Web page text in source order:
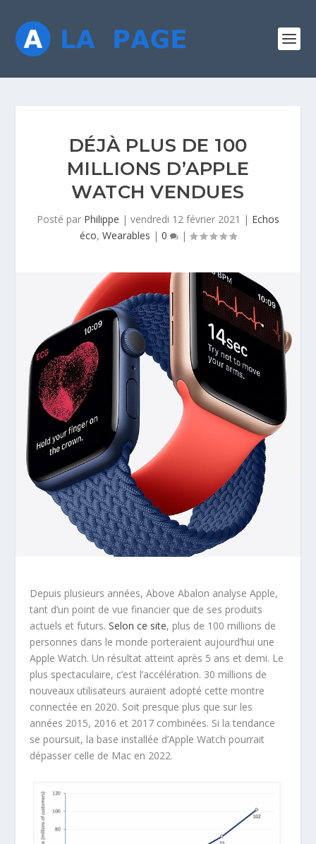
DÉJÀ PLUS DE 100
MILLIONS D’APPLE
WATCH VENDUES
Posté par Philippe | vendredi 12 février 2021 | Echos
éco, Wearables | 0 |
Depuis plusieurs années, Above Abalon analyse Apple,
tant d’un point de vue financier que de ses produits
actuels et futurs.Selon ce site, plus de 100 millions de
personnes dans le monde porteraient aujourd’hui une
Apple Watch. Un résultat atteint après 5 ans et demi. Le
plus spectaculaire, c’est l’accélération. 30 millions de
nouveaux utilisateurs auraient adopté cette montre
connectée en 2020. Soit presque plus que sur les
années 2015, 2016 et 2017 combinées. Si la tendance
se poursuit, la base installée d’Apple Watch pourrait
dépasser celle de Mac en 2022.